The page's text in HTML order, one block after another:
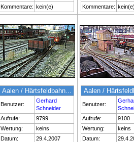
Kommentare: kein(e)
Kommentare:
Aalen / Härtsfeldbahn...
Benutzer:
Gerhard
Schneider
Aufrufe:
9799
Wertung:
keins
Datum:
29.4.2007
Aalen /
Benutzer:
Aufrufe:
9100
Wertung:
keins
Datum: